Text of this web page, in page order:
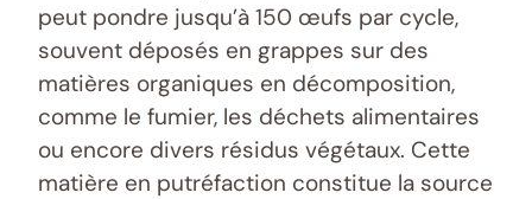
peut pondre jusqu’à 150 œufs par cycle,
souvent déposés en grappes sur des
matières organiques en décomposition,
comme le fumier, les déchets alimentaires
ou encore divers résidus végétaux. Cette
matière en putréfaction constitue la source